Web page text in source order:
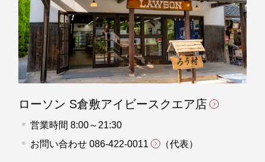
ローソン S倉敷アイビースクエア店
営業時間 8:00～21:30
お問い合わせ086-422-0011 （代表）